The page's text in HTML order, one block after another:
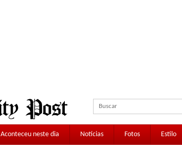
Aconteceu neste dia Notícias Fotos Estilo